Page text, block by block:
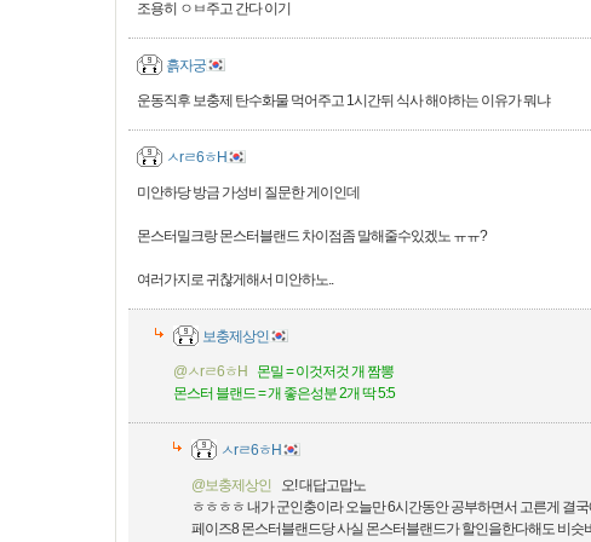
조용히 ㅇㅂ주고 간다 이기
흙자궁
운동직후 보충제 탄수화물 먹어주고 1시간뒤 식사 해야하는 이유가 뭐냐
ㅅrㄹ6ㅎH
미안하당 방금 가성비 질문한 게이인데
몬스터밀크랑 몬스터블랜드 차이점좀 말해줄수있겠노 ㅠㅠ?
여러가지로 귀찮게해서 미안하노..
보충제상인
@ㅅrㄹ6ㅎH
몬밀 = 이것저것 개 짬뽕
몬스터 블랜드 = 개 좋은성분 2개 딱 5:5
ㅅrㄹ6ㅎH
@보충제상인
오! 대답고맙노
ㅎㅎㅎㅎ 내가 군인충이라 오늘만 6시간동안 공부하면서 고른게 결국
페이즈8 몬스터블랜드당 사실 몬스터블랜드가 할인을한다해도 비슷